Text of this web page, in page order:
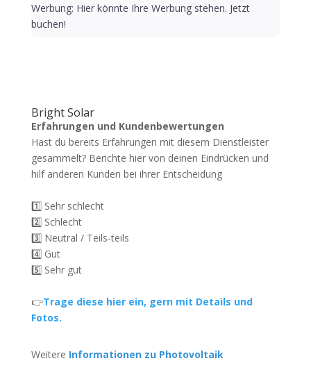
Werbung: Hier könnte Ihre Werbung stehen. Jetzt
buchen!
Bright Solar
Erfahrungen und Kundenbewertungen
Hast du bereits Erfahrungen mit diesem Dienstleister
gesammelt? Berichte hier von deinen Eindrücken und
hilf anderen Kunden bei ihrer Entscheidung
1️⃣ Sehr schlecht
2️⃣ Schlecht
3️⃣ Neutral / Teils-teils
4️⃣ Gut
5️⃣ Sehr gut
👉Trage diese hier ein, gern mit Details und
Fotos.
Weitere Informationen zu Photovoltaik